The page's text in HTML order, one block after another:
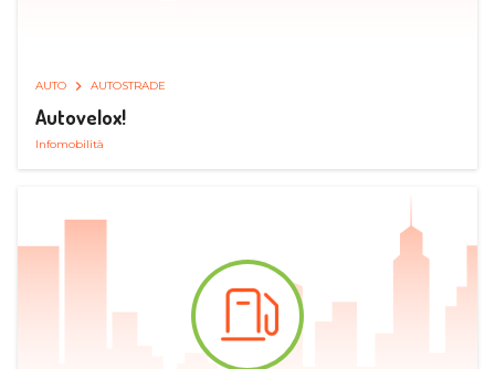
AUTO AUTOSTRADE
Autovelox!
Infomobilità